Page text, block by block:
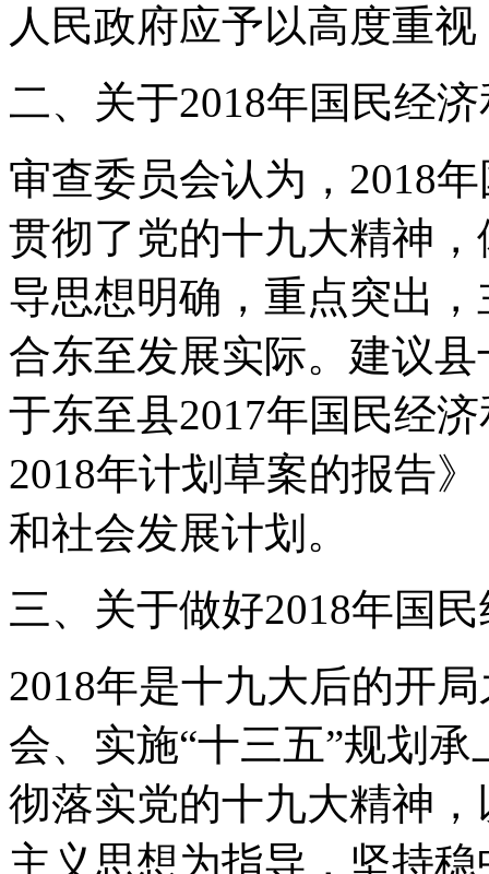
人民政府应予以高度重
二、关于2018年国民经
审查委员会认为，2018
贯彻了党的十九大精神
导思想明确，重点突出
合东至发展实际。建议
于东至县2017年国民经
2018年计划草案的报告
和社会发展计划。
三、关于做好2018年国
2018年是十九大后的开
会、实施“十三五”规划
彻落实党的十九大精神
主义思想为指导，坚持